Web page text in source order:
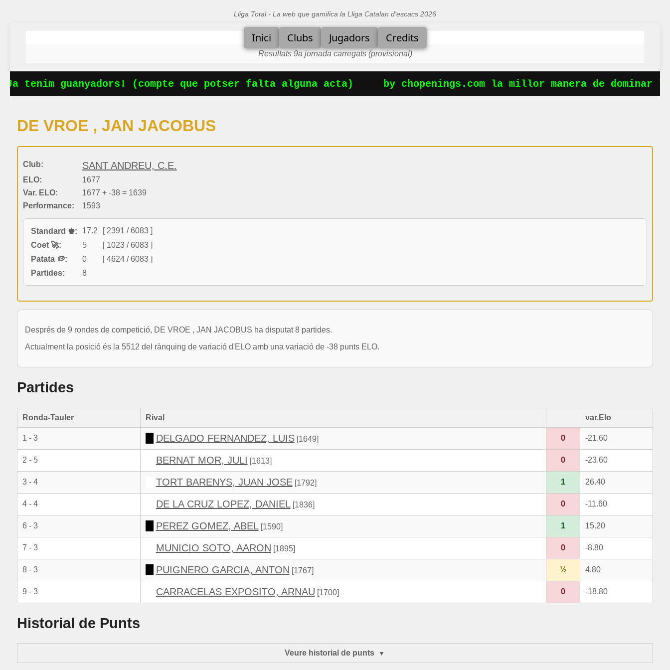
Lliga Total - La web que gamifica la Lliga Catalan d'escacs 2026
Inici Clubs Jugadors Credits
Resultats 9a jornada carregats (provisional)
tenim guanyadors! (compte que potser falta alguna acta) by chopenings.com la millor manera de dominar
DE VROE , JAN JACOBUS
Club: SANT ANDREU, C.E.
ELO:
1677
Var. ELO:
1677 + -38 = 1639
Performance:
1593
Standard ♚: 17.2
[ 2391 / 6083 ]
Coet 🚀:
5
[ 1023 / 6083 ]
Patata 🥔:
0
[ 4624 / 6083 ]
Partides:
8
Després de 9 rondes de competició, DE VROE , JAN JACOBUS ha disputat 8 partides.
Actualment la posició és la 5512 del rànquing de variació d'ELO amb una variació de -38 punts ELO.
Partides
Ronda-Tauler Rival var.Elo
1 - 3 DELGADO FERNANDEZ, LUIS[1649] 0 -21.60
2 - 5 BERNAT MOR, JULI [1613] 0 -23.60
3 - 4 TORT BARENYS, JUAN JOSE[1792] 1 26.40
4 - 4 DE LA CRUZ LOPEZ, DANIEL[1836] 0 -11.60
6 - 3 PEREZ GOMEZ, ABEL[1590] 1 15.20
7 - 3 MUNICIO SOTO, AARON [1895] 0 -8.80
8 - 3 PUIGNERO GARCIA, ANTON [1767] ½ 4.80
9 - 3 CARRACELAS EXPOSITO, ARNAU [1700] 0 -18.80
Historial de Punts
Veure historial de punts